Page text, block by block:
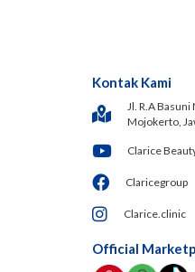
Kontak Kami
Jl. R.A
Mojokerto,
Clarice
Claricegroup
Clarice.clinic
Official